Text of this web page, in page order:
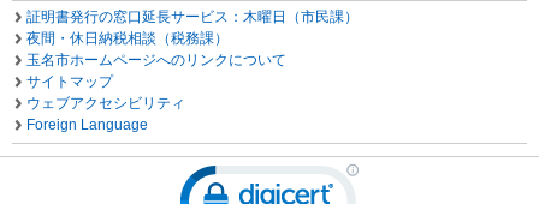
証明書発行の窓口延長サービス：木曜日（市民課）
夜間・休日納税相談（税務課）
玉名市ホームページへのリンクについて
サイトマップ
ウェブアクセシビリティ
Foreign Language